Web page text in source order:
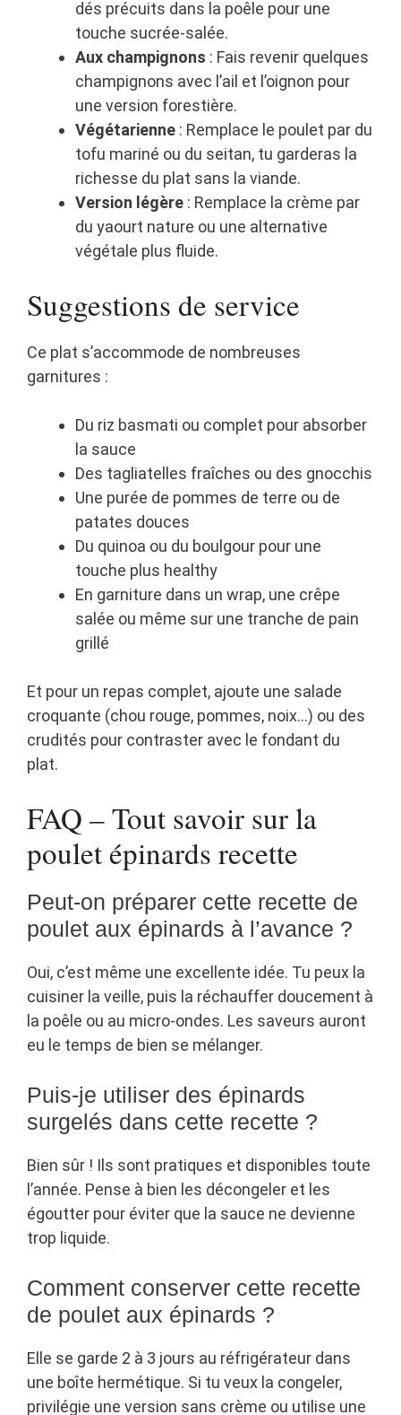
dés précuits dans la poêle pour une
touche sucrée-salée.
Aux champignons : Fais revenir quelques
champignons avec l’ail et l’oignon pour
une version forestière.
Végétarienne : Remplace le poulet par du
tofu mariné ou du seitan, tu garderas la
richesse du plat sans la viande.
Version légère : Remplace la crème par
du yaourt nature ou une alternative
végétale plus fluide.
Suggestions de service
Ce plat s’accommode de nombreuses
garnitures :
Du riz basmati ou complet pour absorber
la sauce
Des tagliatelles fraîches ou des gnocchis
Une purée de pommes de terre ou de
patates douces
Du quinoa ou du boulgour pour une
touche plus healthy
En garniture dans un wrap, une crêpe
salée ou même sur une tranche de pain
grillé
Et pour un repas complet, ajoute une salade
croquante (chou rouge, pommes, noix…) ou des
crudités pour contraster avec le fondant du
plat.
FAQ – Tout savoir sur la
poulet épinards recette
Peut-on préparer cette recette de
poulet aux épinards à l’avance ?
Oui, c’est même une excellente idée. Tu peux la
cuisiner la veille, puis la réchauffer doucement à
la poêle ou au micro-ondes. Les saveurs auront
eu le temps de bien se mélanger.
Puis-je utiliser des épinards
surgelés dans cette recette ?
Bien sûr ! Ils sont pratiques et disponibles toute
l’année. Pense à bien les décongeler et les
égoutter pour éviter que la sauce ne devienne
trop liquide.
Comment conserver cette recette
de poulet aux épinards ?
Elle se garde 2 à 3 jours au réfrigérateur dans
une boîte hermétique. Si tu veux la congeler,
privilégie une version sans crème ou utilise une